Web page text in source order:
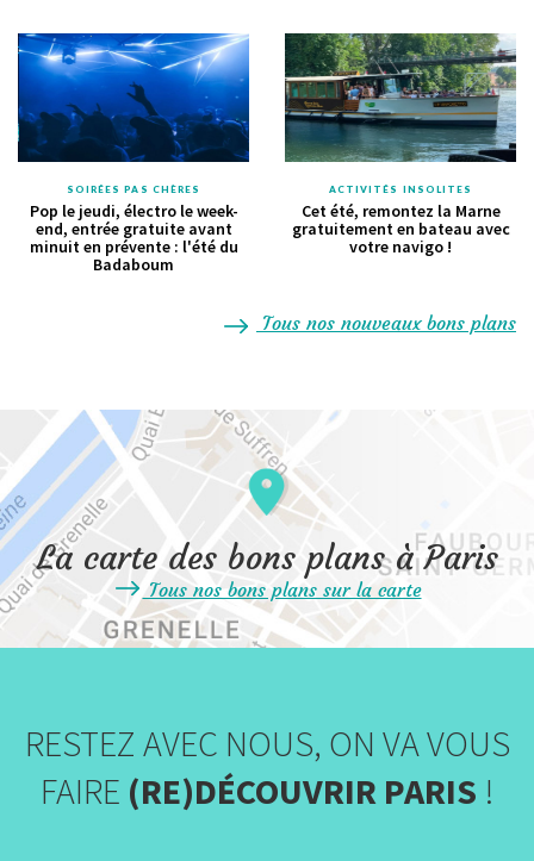
SOIRÉES PAS CHÈRES
Pop le jeudi, électro le week-
end, entrée gratuite avant
minuit en prévente : l'été du
Badaboum
ACTIVITÉS INSOLITES
Cet été, remontez la Marne
gratuitement en bateau avec
votre navigo !
Tous nos nouveaux bons plans
La carte des bons plans à Paris
Tous nos bons plans sur la carte
RESTEZ AVEC NOUS, ON VA VOUS
FAIRE (RE)DÉCOUVRIR PARIS !